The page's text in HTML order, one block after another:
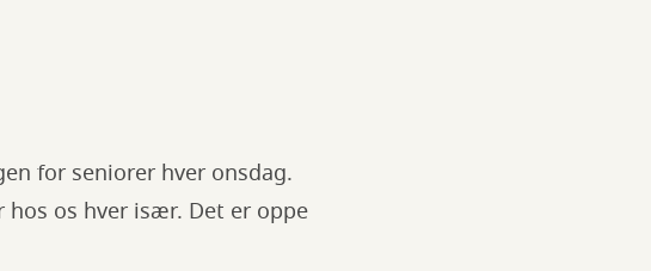
for seniorer hver onsdag.
os hver især. Det er oppe